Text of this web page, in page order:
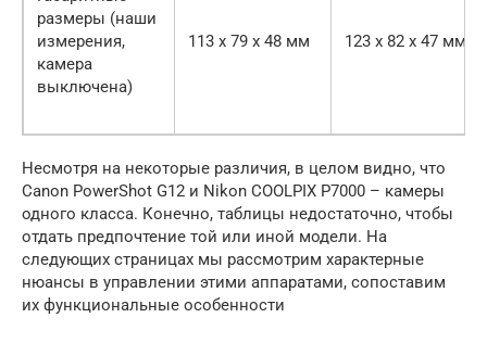
размеры (наши
измерения,
камера
выключена)
113 х 79 х 48 мм 123 х 82 х 47 мм
Несмотря на некоторые различия, в целом видно, что
Canon PowerShot G12 и Nikon COOLPIX P7000 – камеры
одного класса. Конечно, таблицы недостаточно, чтобы
отдать предпочтение той или иной модели. На
следующих страницах мы рассмотрим характерные
нюансы в управлении этими аппаратами, сопоставим
их функциональные особенности